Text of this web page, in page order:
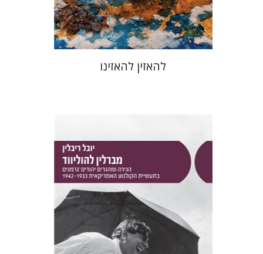
$53
$48
להאזין להאזינו
יובל ריבלין